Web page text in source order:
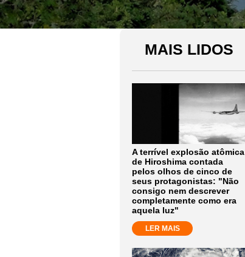
MAIS LIDOS
A terrível explosão atômica
de Hiroshima contada
pelos olhos de cinco de
seus protagonistas: "Não
consigo nem descrever
completamente como era
aquela luz"
LER MAIS